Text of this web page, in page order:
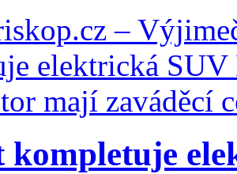
kompletuje